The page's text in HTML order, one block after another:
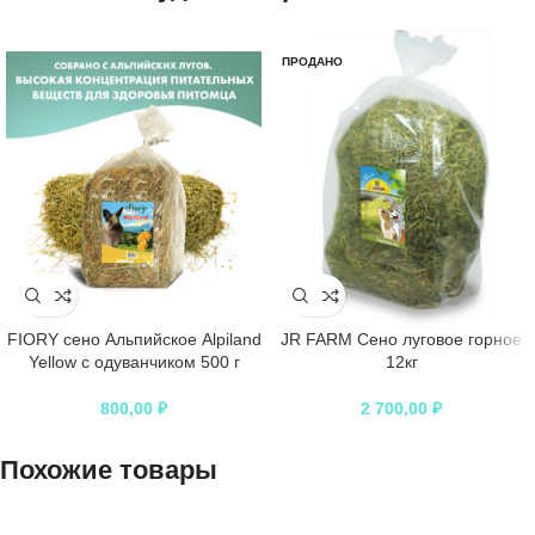
FIORY сено Альпийское Alpiland
Yellow с одуванчиком 500 г
800,00 ₽
ПРОДАНО
JR FARM Сено луговое горное
12кг
2 700,00 ₽
Похожие товары